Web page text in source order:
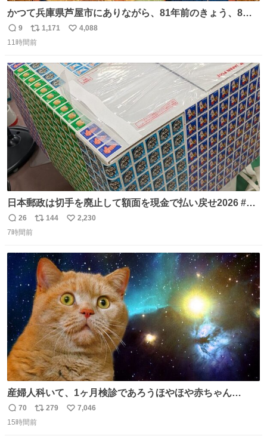
かつて兵庫県芦屋市にありながら、81年前のきょう、8月6
日の阪神大空襲の折に残念ながら焼失した、 #ゴッホ の幻
の「 #ヒマワリ 」。 当館は、東京都にある武者小路実篤記
り陶板で原寸大に再現し、2014年より展示しています。 #
大塚国際美術館
返
信
9
リ
ポ
ト
数
1,171
い
数
4,088
11時間前
日本郵政は切手を廃止して額面を現金で払い戻せ2026 #日
本郵政 @JapanPostHD_PR
返
信
26
リ
ト
数
144
い
数
2,230
7時間前
産婦人科いて、1ヶ月検診であろうほやほや赤ちゃん👩‍🍼
と推定2,3歳の女の子👧🏻をワンオペで連れてるママがいる
のだけども 女の子ずっとママの側から離れない…⁉️ 手を繋
返
信
70
リ
ポ
279
い
7,046
15時間前